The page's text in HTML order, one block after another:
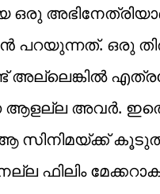
ഒരു
പറയുന്നത്. ഒരു
അല്ലെങ്കിൽ
ആളല്ല അവർ.
സിനിമയ്ക്ക്
ഫിലിം